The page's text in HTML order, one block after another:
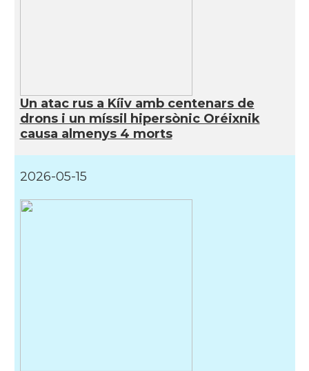
Un atac rus a Kíiv amb centenars de
drons i un míssil hipersònic Oréixnik
causa almenys 4 morts
2026-05-15